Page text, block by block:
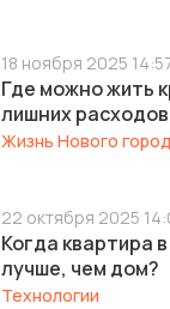
18 ноября 2025
Где можно жить
лишних расходов
Жизнь Нового
22 октября 2025
Когда квартира
лучше, чем дом?
Технологии